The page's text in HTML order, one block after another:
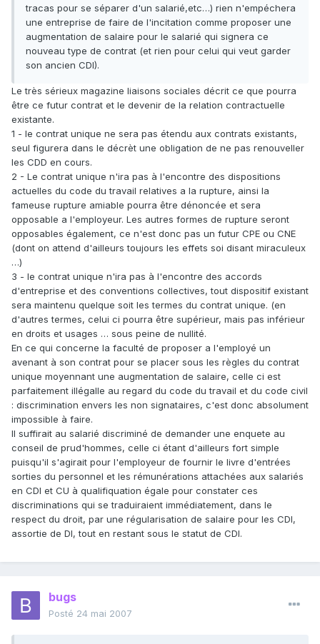
tracas pour se séparer d'un salarié,etc…) rien n'empéchera
une entreprise de faire de l'incitation comme proposer une
augmentation de salaire pour le salarié qui signera ce
nouveau type de contrat (et rien pour celui qui veut garder
son ancien CDI).
Le très sérieux magazine liaisons sociales décrit ce que pourra
être ce futur contrat et le devenir de la relation contractuelle
existante.
1 - le contrat unique ne sera pas étendu aux contrats existants,
seul figurera dans le décrèt une obligation de ne pas renouveller
les CDD en cours.
2 - Le contrat unique n'ira pas à l'encontre des dispositions
actuelles du code du travail relatives a la rupture, ainsi la
fameuse rupture amiable pourra être dénoncée et sera
opposable a l'employeur. Les autres formes de rupture seront
opposables également, ce n'est donc pas un futur CPE ou CNE
(dont on attend d'ailleurs toujours les effets soi disant miraculeux
…)
3 - le contrat unique n'ira pas à l'encontre des accords
d'entreprise et des conventions collectives, tout dispositif existant
sera maintenu quelque soit les termes du contrat unique. (en
d'autres termes, celui ci pourra être supérieur, mais pas inférieur
en droits et usages … sous peine de nullité.
En ce qui concerne la faculté de proposer a l'employé un
avenant à son contrat pour se placer sous les règles du contrat
unique moyennant une augmentation de salaire, celle ci est
parfaitement illégalle au regard du code du travail et du code civil
: discrimination envers les non signataires, c'est donc absolument
impossible à faire.
Il suffirait au salarié discriminé de demander une enquete au
conseil de prud'hommes, celle ci étant d'ailleurs fort simple
puisqu'il s'agirait pour l'employeur de fournir le livre d'entrées
sorties du personnel et les rémunérations attachées aux salariés
en CDI et CU à qualifiquation égale pour constater ces
discriminations qui se traduiraient immédiatement, dans le
respect du droit, par une régularisation de salaire pour les CDI,
assortie de DI, tout en restant sous le statut de CDI.
bugs
Posté 24 mai 2007